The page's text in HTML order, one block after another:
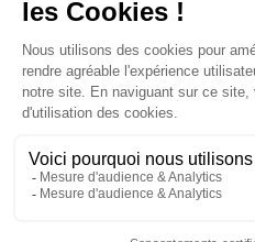
https://